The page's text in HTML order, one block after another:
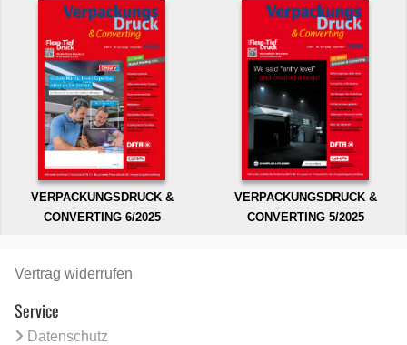
VERPACKUNGSDRUCK &
CONVERTING 6/2025
VERPACKUNGSDRUCK &
CONVERTING 5/2025
Vertrag widerrufen
Service
Datenschutz